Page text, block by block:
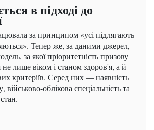
в підході до
за принципом «усі підлягають
Тепер же, за даними джерел,
за якої пріоритетність призову
не лише віком і станом здоров'я, а й
критеріїв. Серед них — наявність
військово-облікова спеціальність та